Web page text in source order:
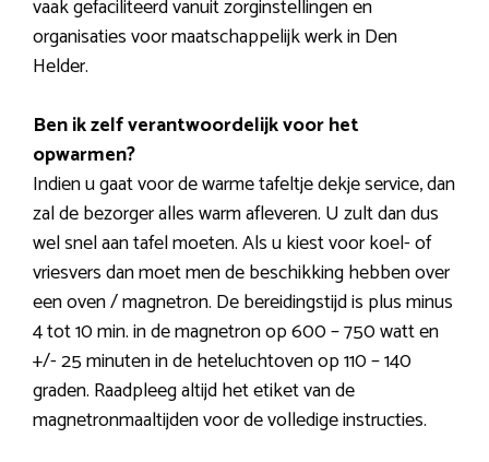
vaak gefaciliteerd vanuit zorginstellingen en
organisaties voor maatschappelijk werk in Den
Helder.
Ben ik zelf verantwoordelijk voor het
opwarmen?
Indien u gaat voor de warme tafeltje dekje service, dan
zal de bezorger alles warm afleveren. U zult dan dus
wel snel aan tafel moeten. Als u kiest voor koel- of
vriesvers dan moet men de beschikking hebben over
een oven / magnetron. De bereidingstijd is plus minus
4 tot 10 min. in de magnetron op 600 – 750 watt en
+/- 25 minuten in de heteluchtoven op 110 – 140
graden. Raadpleeg altijd het etiket van de
magnetronmaaltijden voor de volledige instructies.